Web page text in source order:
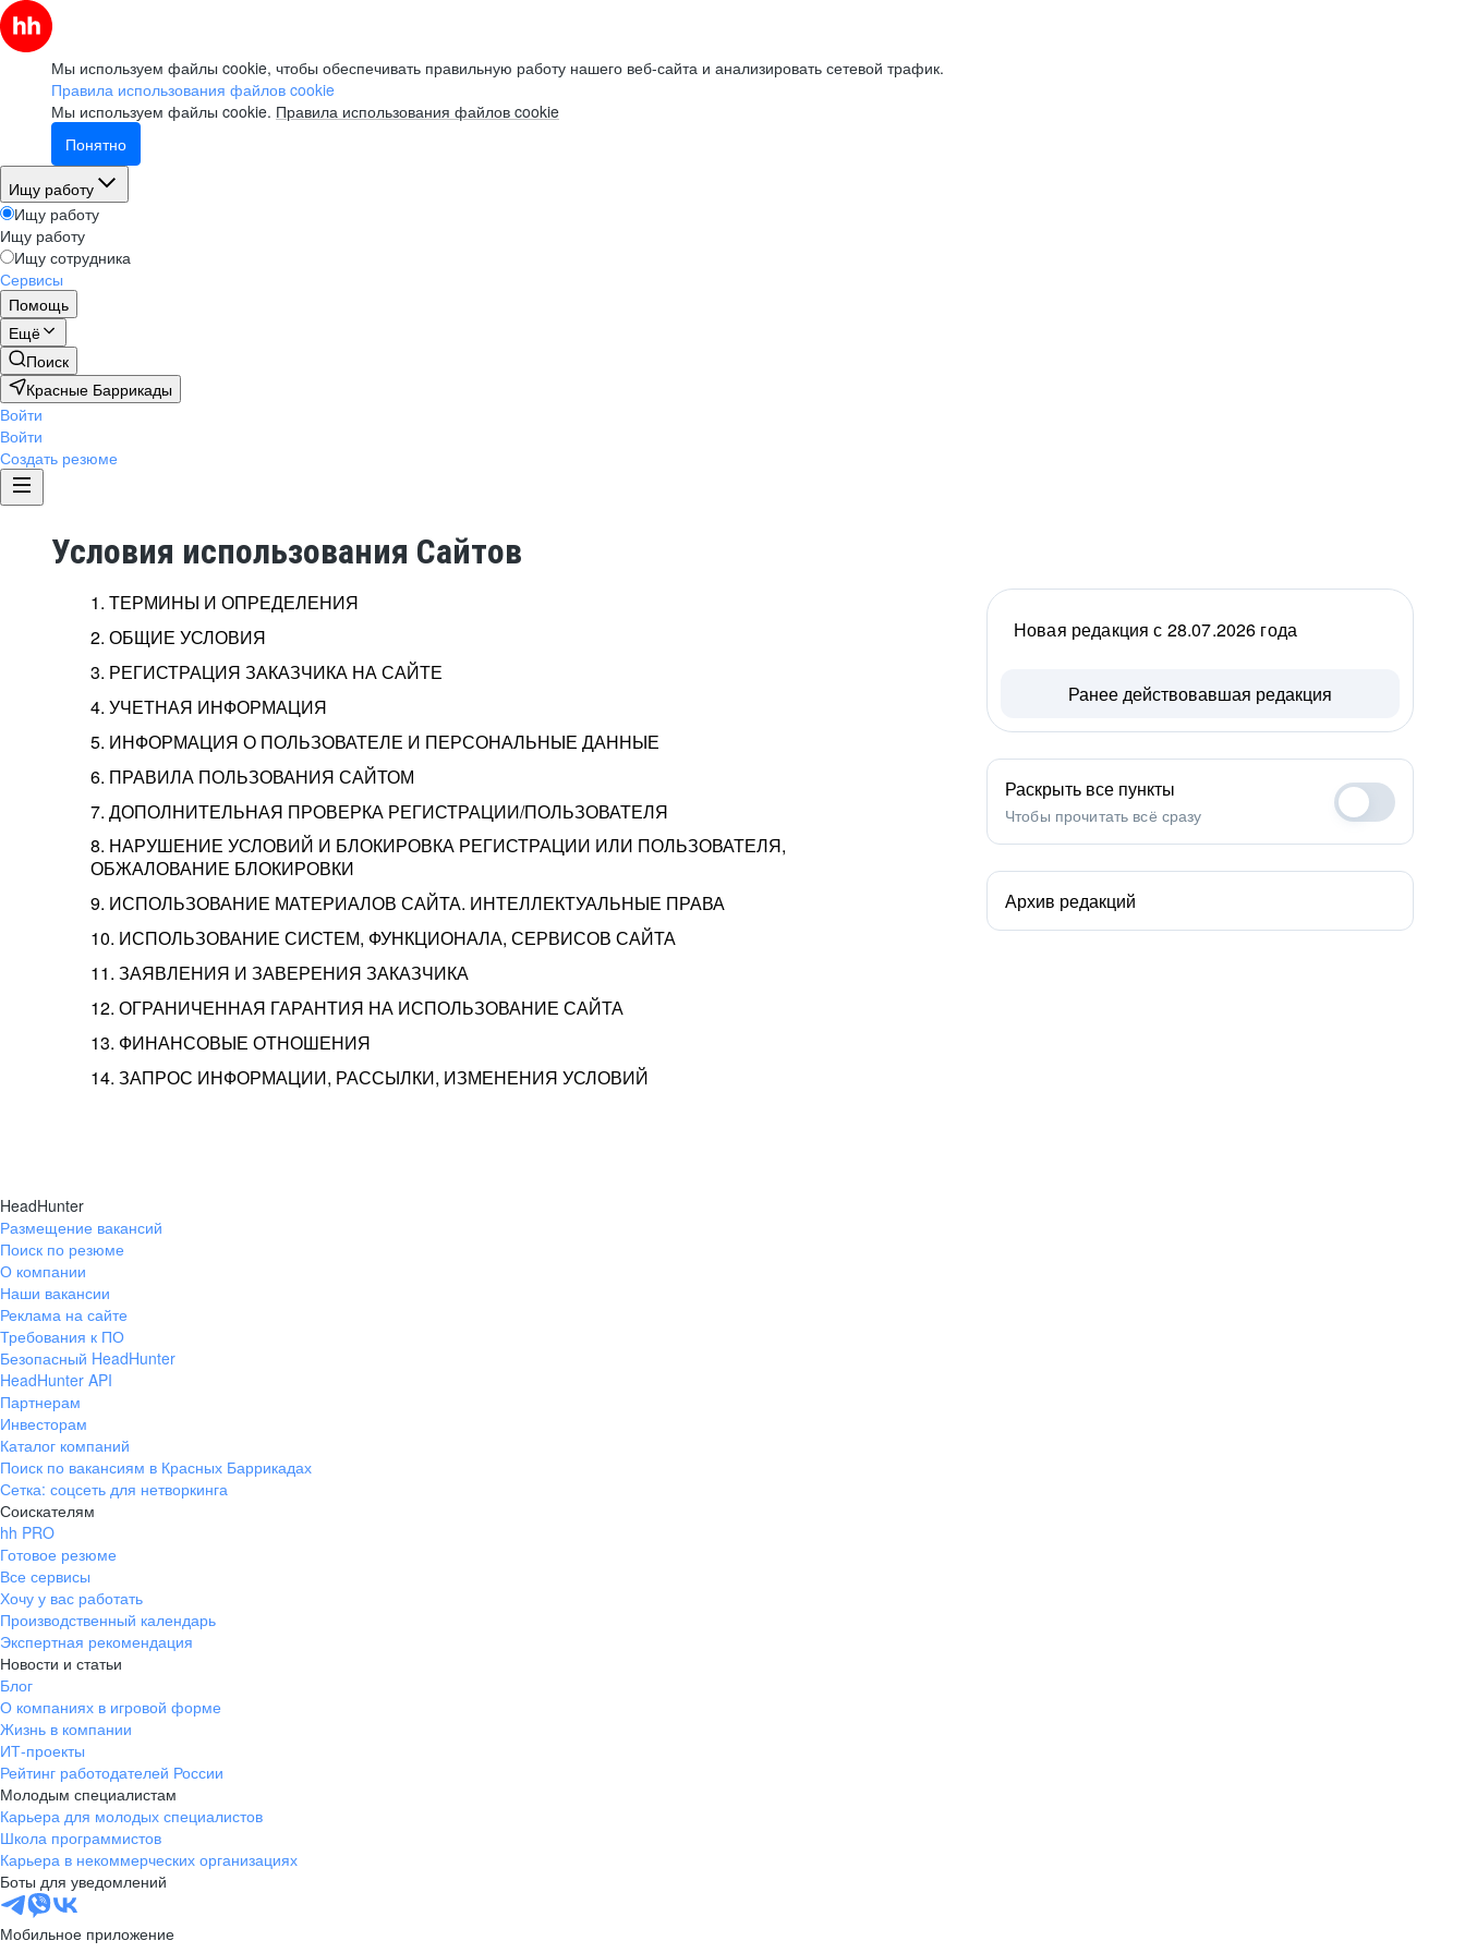
Мы используем файлы cookie, чтобы обеспечивать правильную работу нашего веб-сайта и анализировать сетевой трафик.
Правила использования файлов cookie
Мы используем файлы cookie. Правила использования файлов cookie
Понятно
Ищу работу
Ищу работу
Ищу работу
Ищу сотрудника
Сервисы
Помощь
Ещё
Поиск
Красные Баррикады
Войти
Войти
Создать резюме
Условия использования Сайтов
1. ТЕРМИНЫ И ОПРЕДЕЛЕНИЯ
2. ОБЩИЕ УСЛОВИЯ
3. РЕГИСТРАЦИЯ ЗАКАЗЧИКА НА САЙТЕ
4. УЧЕТНАЯ ИНФОРМАЦИЯ
5. ИНФОРМАЦИЯ О ПОЛЬЗОВАТЕЛЕ И ПЕРСОНАЛЬНЫЕ ДАННЫЕ
6. ПРАВИЛА ПОЛЬЗОВАНИЯ САЙТОМ
7. ДОПОЛНИТЕЛЬНАЯ ПРОВЕРКА РЕГИСТРАЦИИ/ПОЛЬЗОВАТЕЛЯ
8. НАРУШЕНИЕ УСЛОВИЙ И БЛОКИРОВКА РЕГИСТРАЦИИ ИЛИ ПОЛЬЗОВАТЕЛЯ,
ОБЖАЛОВАНИЕ БЛОКИРОВКИ
9. ИСПОЛЬЗОВАНИЕ МАТЕРИАЛОВ САЙТА. ИНТЕЛЛЕКТУАЛЬНЫЕ ПРАВА
10. ИСПОЛЬЗОВАНИЕ СИСТЕМ, ФУНКЦИОНАЛА, СЕРВИСОВ САЙТА
11. ЗАЯВЛЕНИЯ И ЗАВЕРЕНИЯ ЗАКАЗЧИКА
12. ОГРАНИЧЕННАЯ ГАРАНТИЯ НА ИСПОЛЬЗОВАНИЕ САЙТА
13. ФИНАНСОВЫЕ ОТНОШЕНИЯ
14. ЗАПРОС ИНФОРМАЦИИ, РАССЫЛКИ, ИЗМЕНЕНИЯ УСЛОВИЙ
Новая редакция с 28.07.2026 года
Ранее действовавшая редакция
Раскрыть все пункты
Чтобы прочитать всё сразу
Архив редакций
HeadHunter
Размещение вакансий
Поиск по резюме
О компании
Наши вакансии
Реклама на сайте
Требования к ПО
Безопасный HeadHunter
HeadHunter API
Партнерам
Инвесторам
Каталог компаний
Поиск по вакансиям в Красных Баррикадах
Сетка: соцсеть для нетворкинга
Соискателям
hh PRO
Готовое резюме
Все сервисы
Хочу у вас работать
Производственный календарь
Экспертная рекомендация
Новости и статьи
Блог
О компаниях в игровой форме
Жизнь в компании
ИТ-проекты
Рейтинг работодателей России
Молодым специалистам
Карьера для молодых специалистов
Школа программистов
Карьера в некоммерческих организациях
Боты для уведомлений
Мобильное приложение